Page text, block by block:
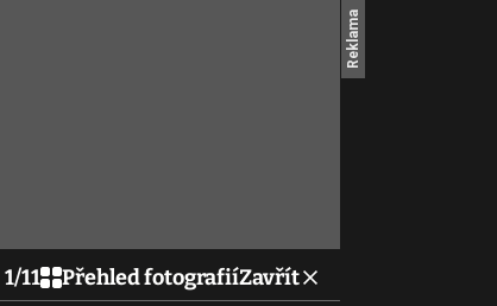
1/11 Přehled fotografiíZavřít